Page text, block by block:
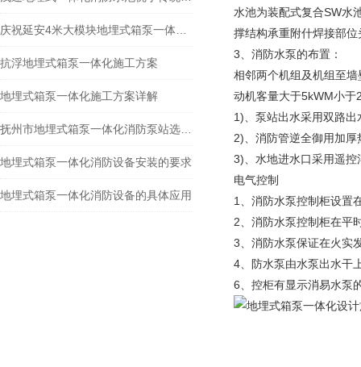
抗浮地埋式箱泵一体化施工方案
地埋式箱泵一体化施工方案详解
地埋式箱泵一体化消防设备安装的要求
地埋式箱泵一体化消防设备的具体应用
水池为装配式复合SW水
撑结构承重附什焊接部
3、消防水泵的布置：
相邻两个机组及机组至
动机客量大于5kWM小
1)、泵站出水采用双路
2)、消防管逆全御用加
3)、水地进水口采用遥
电气控制
1、消防水泵控制柜设置
2、消防水泵控制柜在平
3、消防水泵保证在火实
4、防水泵由水泵出水干
6、控柜有显示消易水泵